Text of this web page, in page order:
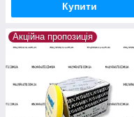
Купити
Акційна пропозиція